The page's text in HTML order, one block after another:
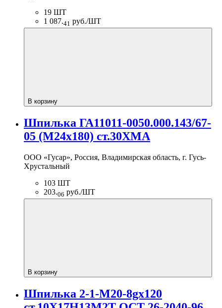
19 ШТ
1 087.41 руб./ШТ
В корзину
Шпилька ГА11011-0050.000.143/67-
05 (М24х180) ст.30ХМА
ООО «Гусар», Россия, Владимирская область, г. Гусь-
Хрустальный
103 ШТ
203.06 руб./ШТ
В корзину
Шпилька 2-1-М20-8gх120